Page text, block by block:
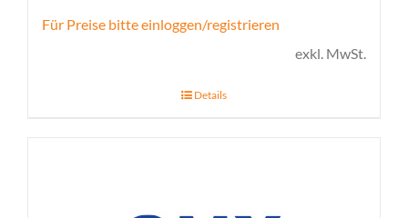
Für Preise bitte einloggen/registrieren
exkl. MwSt.
Details